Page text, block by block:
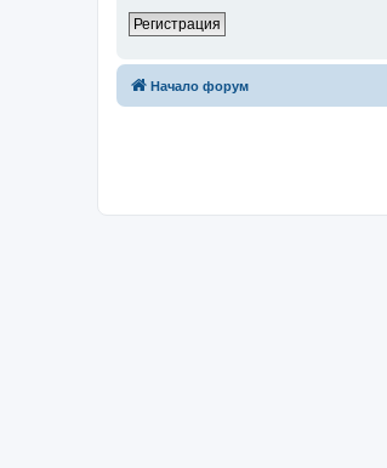
Регистрация
Начало форум